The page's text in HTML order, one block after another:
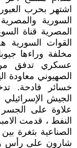
السورية
المصرية قناة
القوات السورية
مخلفة وراءها
عسكري تدفق من
الصهيوني
خسائر فادحة.
الجيش
علاوة على الجسر
النفط ، قدمت
الصناعية بثغرة
شارون على رأس